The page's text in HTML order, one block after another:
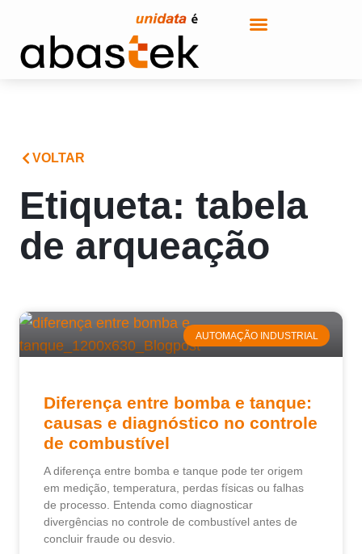
VOLTAR
Etiqueta: tabela
de arqueação
AUTOMAÇÃO INDUSTRIAL
Diferença entre bomba e tanque:
causas e diagnóstico no controle
de combustível
A diferença entre bomba e tanque pode ter origem
em medição, temperatura, perdas físicas ou falhas
de processo. Entenda como diagnosticar
divergências no controle de combustível antes de
concluir fraude ou desvio.